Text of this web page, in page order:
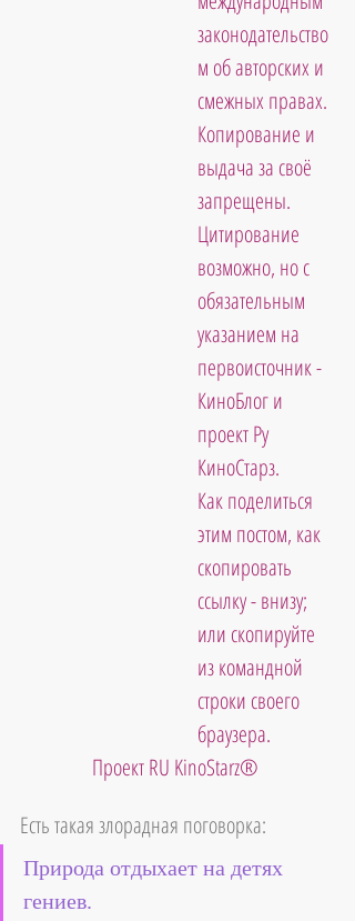
законодательство
м об авторских и
смежных правах.
Копирование и
выдача за своё
запрещены.
Цитирование
возможно, но с
обязательным
указанием на
первоисточник -
КиноБлог и
проект Ру
КиноСтарз.
Как поделиться
этим постом, как
скопировать
ссылку - внизу;
или скопируйте
из командной
строки своего
браузера.
Проект RU KinoStarz®
Есть такая злорадная поговорка:
Природа отдыхает на детях
гениев.